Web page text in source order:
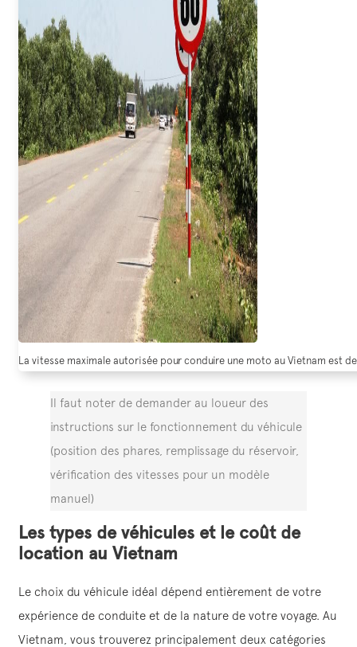
La vitesse maximale autorisée pour conduire une moto au Vietnam est
Il faut noter de demander au loueur des
instructions sur le fonctionnement du véhicule
(position des phares, remplissage du réservoir,
vérification des vitesses pour un modèle
manuel)
Les types de véhicules et le coût de
location au Vietnam
Le choix du véhicule idéal dépend entièrement de votre
expérience de conduite et de la nature de votre voyage. Au
Vietnam, vous trouverez principalement deux catégories